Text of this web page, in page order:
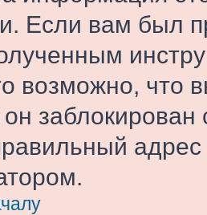
Если вам был
возможно, что
адрес